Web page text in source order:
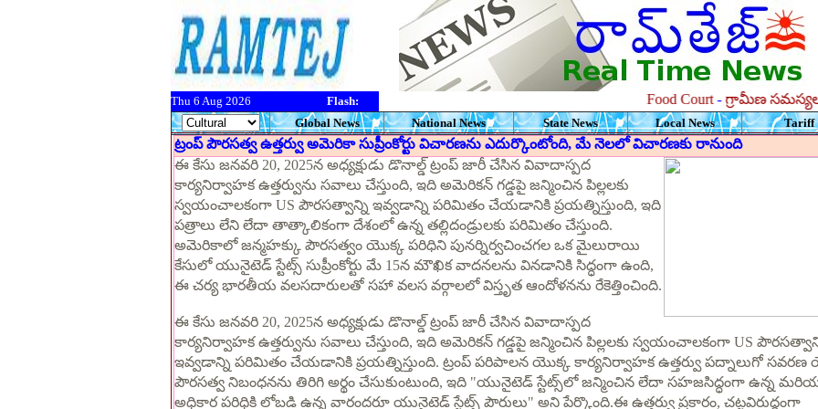
Thu 6 Aug 2026 Flash: Food Court-గ్రామీణ సమస్యలను
Global News National News State News Local News Tariff
ట్రంప్ పౌరసత్వ ఉత్తర్వు అమెరికా సుప్రీంకోర్టు విచారణను ఎదుర్కొంటోంది, మే నెలలో విచారణకు రానుంది
ఈ కేసు జనవరి 20, 2025న అధ్యక్షుడు డొనాల్డ్ ట్రంప్ జారీ చేసిన వివాదాస్పద
కార్యనిర్వాహక ఉత్తర్వును సవాలు చేస్తుంది, ఇది అమెరికన్ గడ్డపై జన్మించిన పిల్లలకు
స్వయంచాలకంగా US పౌరసత్వాన్ని ఇవ్వడాన్ని పరిమితం చేయడానికి ప్రయత్నిస్తుంది, ఇది
పత్రాలు లేని లేదా తాత్కాలికంగా దేశంలో ఉన్న తల్లిదండ్రులకు పరిమితం చేస్తుంది.
అమెరికాలో జన్మహక్కు పౌరసత్వం యొక్క పరిధిని పునర్నిర్వచించగల ఒక మైలురాయి
కేసులో యునైటెడ్ స్టేట్స్ సుప్రీంకోర్టు మే 15న మౌఖిక వాదనలను వినడానికి సిద్ధంగా ఉంది,
ఈ చర్య భారతీయ వలసదారులతో సహా వలస వర్గాలలో విస్తృత ఆందోళనను రేకెత్తించింది.
ఈ కేసు జనవరి 20, 2025న అధ్యక్షుడు డొనాల్డ్ ట్రంప్ జారీ చేసిన వివాదాస్పద
కార్యనిర్వాహక ఉత్తర్వును సవాలు చేస్తుంది, ఇది అమెరికన్ గడ్డపై జన్మించిన పిల్లలకు స్వయంచాలకంగా US
ఇవ్వడాన్ని పరిమితం చేయడానికి ప్రయత్నిస్తుంది. ట్రంప్ పరిపాలన యొక్క కార్యనిర్వాహక ఉత్తర్వు పద్నాలుగో
పౌరసత్వ నిబంధనను తిరిగి అర్థం చేసుకుంటుంది, ఇది "యునైటెడ్ స్టేట్స్‌లో జన్మించిన లేదా సహజసిద్ధంగా ఉన్న
అధికార పరిధికి లోబడి ఉన్న వారందరూ యునైటెడ్ స్టేట్స్ పౌరులు" అని పేర్కొంది.ఈ ఉత్తర్వు ప్రకారం, చట్టవిరుద్ధంగా